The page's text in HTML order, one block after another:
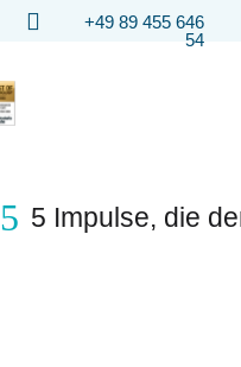

+49 89 455 646
54
5 5 Impulse, die